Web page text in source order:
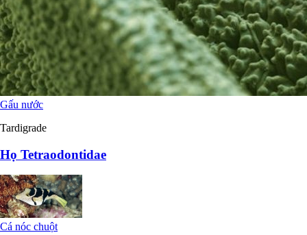
Gấu nước
Tardigrade
Họ Tetraodontidae
Cá nóc chuột